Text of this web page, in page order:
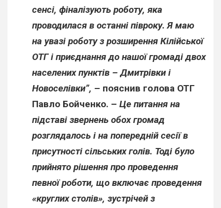
сенсі, фіналізують роботу, яка
проводилася в останні півроку. Я маю
на увазі роботу з розширення Кілійської
ОТГ і приєднання до нашої громаді двох
населених пунктів – Дмитрівки і
Новоселівки”, – пояснив голова ОТГ
Павло Бойченко. – Це питання на
підставі звернень обох громад
розглядалось і на попередній сесії в
присутності сільських голів. Тоді було
прийнято рішення про проведення
певної роботи, що включає проведення
«круглих столів», зустрічей з